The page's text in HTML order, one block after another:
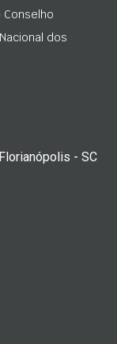
dos
- SC